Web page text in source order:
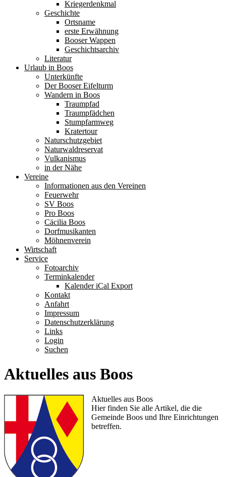
Kriegerdenkmal
Geschichte
Ortsname
erste Erwähnung
Booser Wappen
Geschichtsarchiv
Literatur
Urlaub in Boos
Unterkünfte
Der Booser Eifelturm
Wandern in Boos
Traumpfad
Traumpfädchen
Stumpfarmweg
Kratertour
Naturschutzgebiet
Naturwaldreservat
Vulkanismus
in der Nähe
Vereine
Informationen aus den Vereinen
Feuerwehr
SV Boos
Pro Boos
Cäcilia Boos
Dorfmusikanten
Möhnenverein
Wirtschaft
Service
Fotoarchiv
Terminkalender
Kalender iCal Export
Kontakt
Anfahrt
Impressum
Datenschutzerklärung
Links
Login
Suchen
Aktuelles aus Boos
Aktuelles aus Boos
Hier finden Sie alle Artikel, die die
Gemeinde Boos und Ihre Einrichtungen
betreffen.